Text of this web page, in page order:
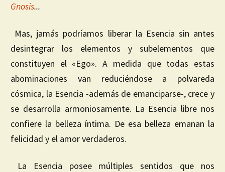
Gnosis...
Mas, jamás podríamos liberar la Esencia sin antes
desintegrar los elementos y subelementos que
constituyen el «Ego». A medida que todas estas
abominaciones van reduciéndose a polvareda
cósmica, la Esencia -además de emanciparse-, crece y
se desarrolla armoniosamente. La Esencia libre nos
confiere la belleza íntima. De esa belleza emanan la
felicidad y el amor verdaderos.
La Esencia posee múltiples sentidos que nos